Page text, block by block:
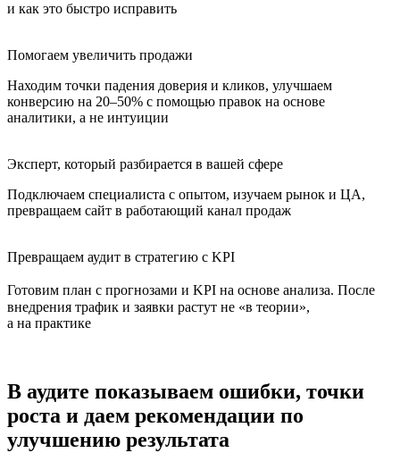
и как это быстро исправить
Помогаем увеличить продажи
Находим точки падения доверия и кликов, улучшаем
конверсию на 20–50% с помощью правок на основе
аналитики, а не интуиции
Эксперт, который разбирается в вашей сфере
Подключаем специалиста с опытом, изучаем рынок и ЦА,
превращаем сайт в работающий канал продаж
Превращаем аудит в стратегию с KPI
Готовим план с прогнозами и KPI на основе анализа. После
внедрения трафик и заявки растут не «в теории»,
а на практике
В аудите показываем ошибки, точки
роста и даем рекомендации по
улучшению результата